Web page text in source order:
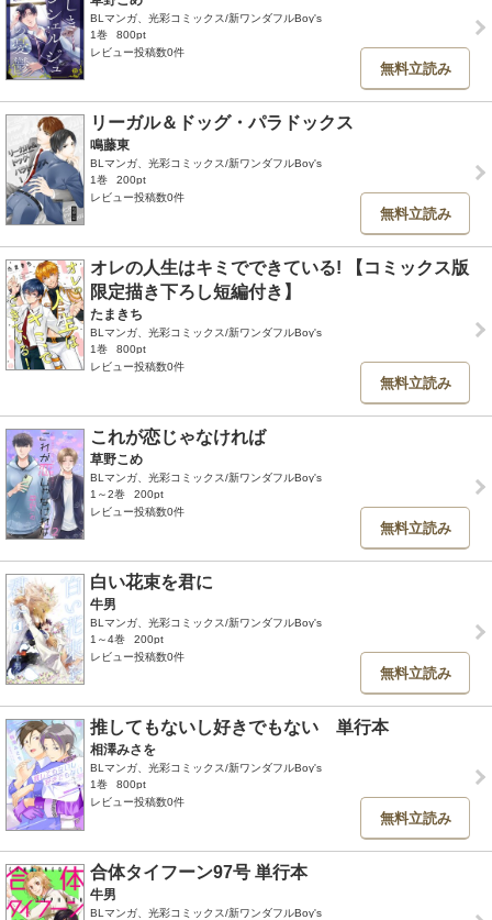
BLマンガ、光彩コミックス/新ワンダフルBoy's
1巻
800pt
レビュー投稿数0件
無料立読み
リーガル＆ドッグ・パラドックス
鳴藤東
BLマンガ、光彩コミックス/新ワンダフルBoy's
1巻
200pt
レビュー投稿数0件
無料立読み
オレの人生はキミでできている! 【コミックス版
限定描き下ろし短編付き】
たまきち
BLマンガ、光彩コミックス/新ワンダフルBoy's
1巻
800pt
レビュー投稿数0件
無料立読み
これが恋じゃなければ
草野こめ
BLマンガ、光彩コミックス/新ワンダフルBoy's
1～2巻
200pt
レビュー投稿数0件
無料立読み
白い花束を君に
牛男
BLマンガ、光彩コミックス/新ワンダフルBoy's
1～4巻
200pt
レビュー投稿数0件
無料立読み
推してもないし好きでもない 単行本
相澤みさを
BLマンガ、光彩コミックス/新ワンダフルBoy's
1巻
800pt
レビュー投稿数0件
無料立読み
合体タイフーン97号 単行本
牛男
BLマンガ、光彩コミックス/新ワンダフルBoy's